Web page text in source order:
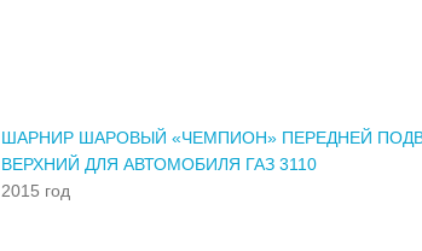
ШАРНИР ШАРОВЫЙ «ЧЕМПИОН» ПЕРЕДНЕЙ
ВЕРХНИЙ ДЛЯ АВТОМОБИЛЯ ГАЗ 3110
2015 год